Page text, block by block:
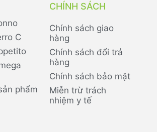
C
phẩm
CHÍNH SÁCH
Chính sách giao
hàng
Chính sách đổi trả
hàng
Chính sách bảo mật
Miễn trừ trách
nhiệm y tế